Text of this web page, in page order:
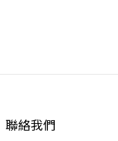
聯絡我們